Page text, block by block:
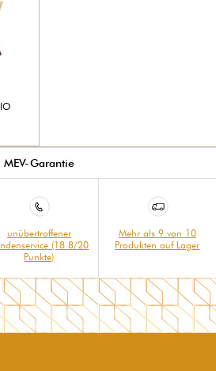
MEV-Garantie
unübertroffener
(18.8/20
Punkte)
Mehr als 9 von 10
Produkten auf Lager